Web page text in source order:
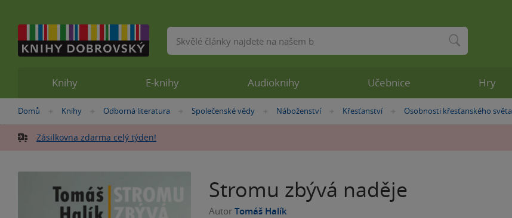
Nacházíte
zde:
Domů »
Knihy »
Odborná literatura »
Společenské vědy »
Náboženství »
Křesťanství »
Osobnosti křesťanského světa
Zásilkovna zdarma celý týden!
Stromu zbývá naděje
Autor Tomáš Halík
Knihy E-knihy Audioknihy Učebnice Hry
Vyhledávání